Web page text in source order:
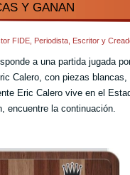
Y GANAN
FIDE, Periodista, Escritor y
a una partida jugada
Calero, con piezas
Eric Calero vive en el
encuentre la continuación.